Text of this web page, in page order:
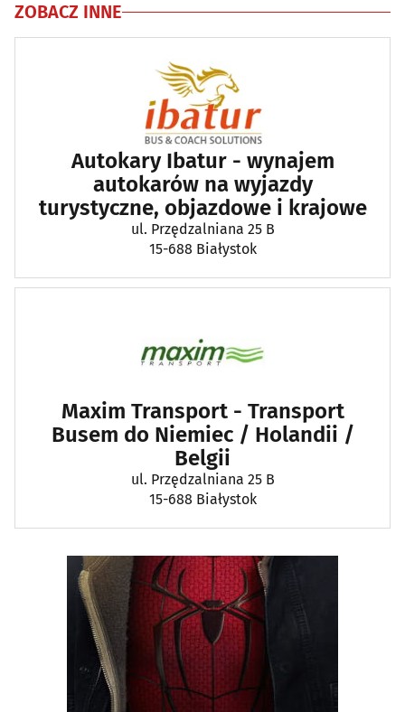
ZOBACZ INNE
Autokary Ibatur - wynajem
autokarów na wyjazdy
turystyczne, objazdowe i krajowe
ul. Przędzalniana 25 B
15-688 Białystok
Maxim Transport - Transport
Busem do Niemiec / Holandii /
Belgii
ul. Przędzalniana 25 B
15-688 Białystok